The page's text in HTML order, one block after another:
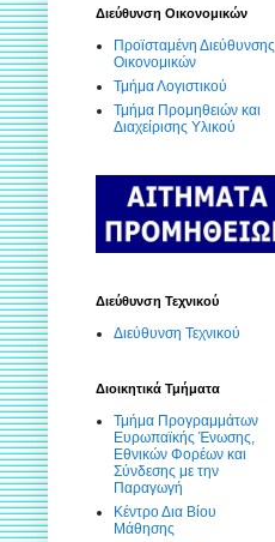
Διεύθυνση Οικονομικών
Προϊσταμένη Διεύθυνσης
Οικονομικών
Τμήμα Λογιστικού
Τμήμα Προμηθειών και
Διαχείρισης Υλικού
Διεύθυνση Τεχνικού
Διεύθυνση Τεχνικού
Διοικητικά Τμήματα
Τμήμα Προγραμμάτων
Ευρωπαϊκής Ένωσης,
Εθνικών Φορέων και
Σύνδεσης με την
Παραγωγή
Κέντρο Δια Βίου
Μάθησης